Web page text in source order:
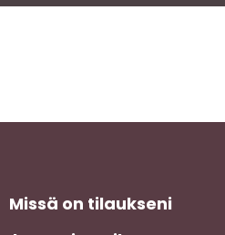
Missä on tilaukseni